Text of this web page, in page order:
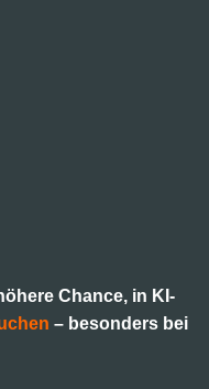
Chance, in KI-
– besonders bei